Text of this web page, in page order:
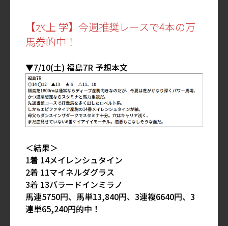
【水上 学】今週推奨レースで4本の万
馬券的中！
▼7/10(土) 福島7R 予想本文
＜結果＞
1着 14メイレンシュタイン
2着 11マイネルダグラス
3着 13バラードインミラノ
馬連5750円、馬単13,840円、3連複6640円、3
連単65,240円的中！